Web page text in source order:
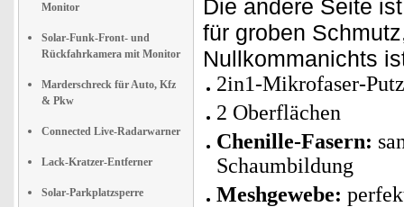
Monitor
Solar-Funk-Front- und
Rückfahrkamera mit Monitor
Marderschreck für Auto, Kfz
& Pkw
Connected Live-Radarwarner
Lack-Kratzer-Entferner
Solar-Parkplatzsperre
Die andere Seite
für groben
Nullkommanichts
2in1-Mikrofaser-
2 Oberflächen
Chenille-Fasern:
Schaumbildung
Meshgewebe: